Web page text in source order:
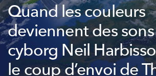
Quand les couleurs
deviennent des
cyborg Neil
le coup d’envoi de